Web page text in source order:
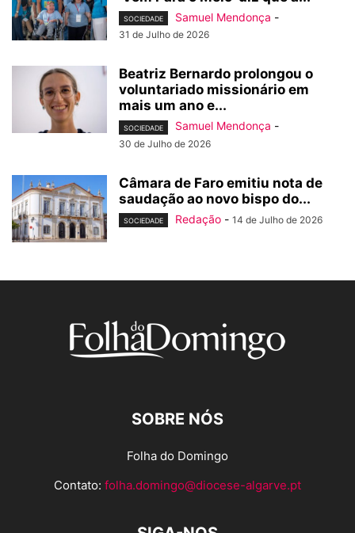
SOCIEDADE Samuel Mendonça -
31 de Julho de 2026
Beatriz Bernardo prolongou o
voluntariado missionário em
mais um ano e...
SOCIEDADE Samuel Mendonça -
30 de Julho de 2026
Câmara de Faro emitiu nota de
saudação ao novo bispo do...
SOCIEDADE Redação - 14 de Julho de 2026
SOBRE NÓS
Folha do Domingo
Contato: folha.domingo@diocese-algarve.pt